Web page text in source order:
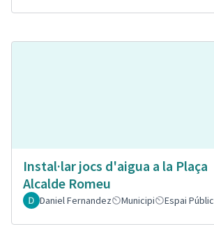
Instal·lar jocs d'aigua a la Plaça
Alcalde Romeu
Daniel Fernandez Municipi Espai Públic